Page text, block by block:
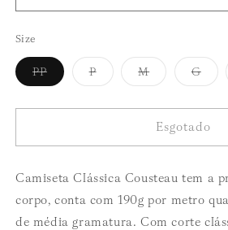
Size
PPVariante
esgotada
PVariante
esgotada
MVariante
esgotada
G
Esgotado
Camiseta Clássica Cousteau tem a
corpo, conta com 190g por metro
de média gramatura. Com corte